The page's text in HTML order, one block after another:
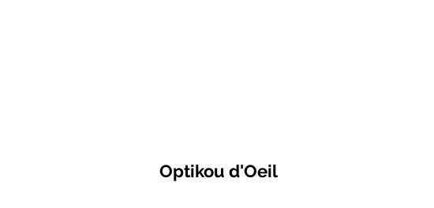
Optikou d'Oeil